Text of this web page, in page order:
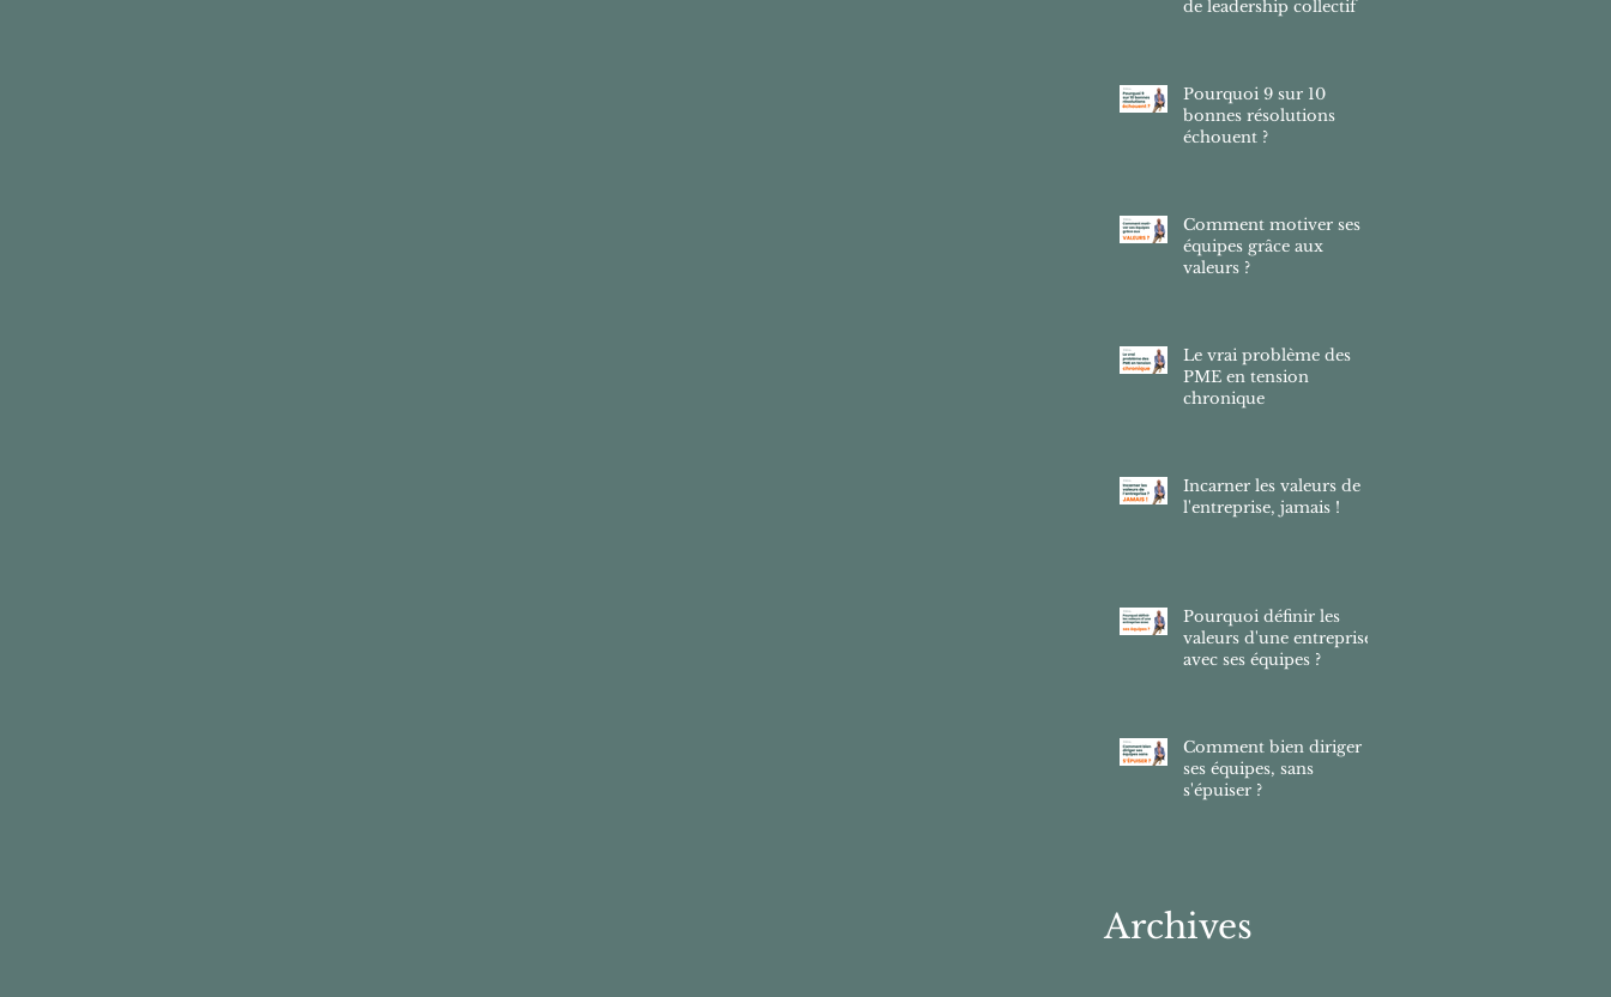
de leadership collectif
Pourquoi 9 sur 10
bonnes résolutions
échouent ?
Comment motiver ses
équipes grâce aux
valeurs ?
Le vrai problème des
PME en tension
chronique
Incarner les valeurs de
l'entreprise, jamais !
Pourquoi définir les
valeurs d'une entreprise
avec ses équipes ?
Comment bien diriger
ses équipes, sans
s'épuiser ?
Archives